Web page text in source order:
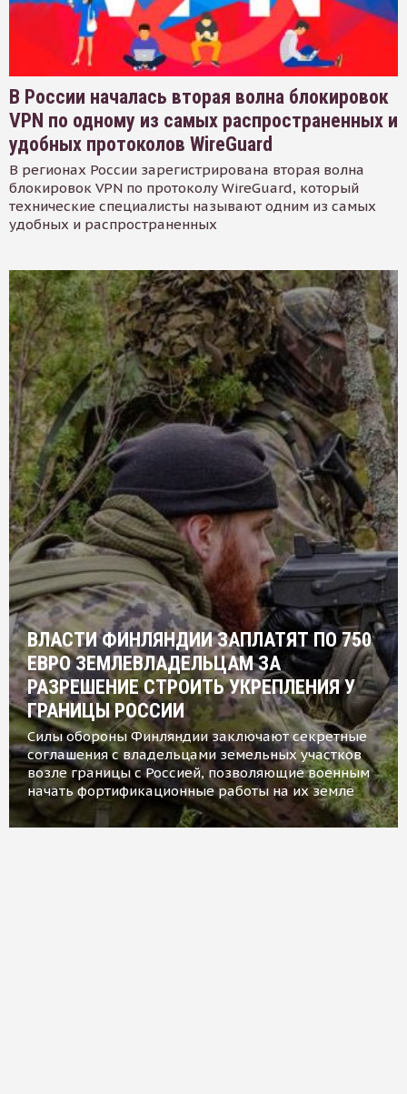
В России началась вторая волна блокировок
VPN по одному из самых распространенных и
удобных протоколов WireGuard
В регионах России зарегистрирована вторая волна
блокировок VPN по протоколу WireGuard, который
технические специалисты называют одним из самых
удобных и распространенных
ВЛАСТИ ФИНЛЯНДИИ ЗАПЛАТЯТ ПО 750
ЕВРО ЗЕМЛЕВЛАДЕЛЬЦАМ ЗА
РАЗРЕШЕНИЕ СТРОИТЬ УКРЕПЛЕНИЯ У
ГРАНИЦЫ РОССИИ
Силы обороны Финляндии заключают секретные
соглашения с владельцами земельных участков
возле границы с Россией, позволяющие военным
начать фортификационные работы на их земле